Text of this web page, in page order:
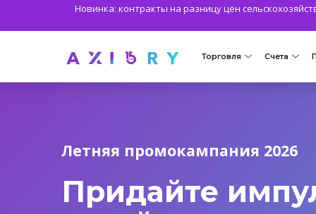
Новинка: контракты на разницу цен
Торговля
Золото и другие
Счета
Летняя промокампания 2026
Придайте